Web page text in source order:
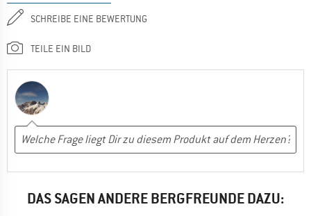
SCHREIBE EINE BEWERTUNG
TEILE EIN BILD
DAS SAGEN ANDERE BERGFREUNDE DAZU: